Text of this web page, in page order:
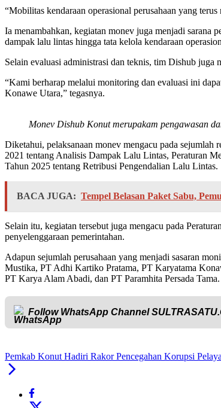
“Mobilitas kendaraan operasional perusahaan yang
Ia menambahkan, kegiatan monev juga menjadi sarana
dampak lalu lintas hingga tata kelola kendaraan
Selain evaluasi administrasi dan teknis, tim Dishub juga
“Kami berharap melalui monitoring dan evaluasi ini
Konawe Utara,” tegasnya.
Monev Dishub Konut merupakam pengawasan
Diketahui, pelaksanaan monev mengacu pada
2021 tentang Analisis Dampak Lalu Lintas, Peraturan
Tahun 2025 tentang Retribusi Pengendalian Lalu Lintas.
BACA JUGA: Tempel Belasan Paket Sabu,
Selain itu, kegiatan tersebut juga mengacu pada
penyelenggaraan pemerintahan.
Adapun sejumlah perusahaan yang menjadi sasaran
Mustika, PT Adhi Kartiko Pratama, PT Karyatama
PT Karya Alam Abadi, dan PT Paramhita Persada Tama.
Follow WhatsApp Channel
Pemkab Konut Hadiri Rakor Pencegahan Korupsi